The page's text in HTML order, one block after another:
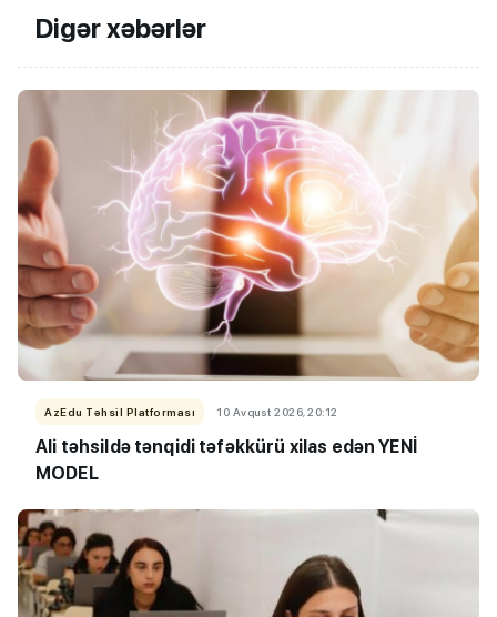
Digər xəbərlər
AzEdu Təhsil Platforması 10 Avqust 2026, 20:12
Ali təhsildə tənqidi təfəkkürü xilas edən YENİ
MODEL